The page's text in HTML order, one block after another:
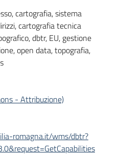
cartografia, sistema
cartografia tecnica
dbtr, EU, gestione
open data, topografia,
- Attribuzione)
romagna.it/wms/dbtr?